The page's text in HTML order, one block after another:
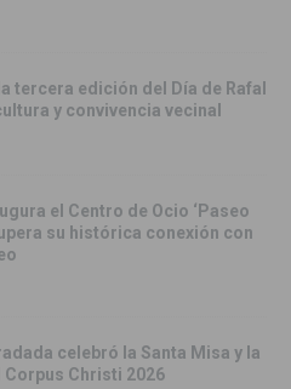
tercera edición del Día de Rafal
y convivencia vecinal
el Centro de Ocio ‘Paseo
su histórica conexión con
celebró la Santa Misa y la
Christi 2026